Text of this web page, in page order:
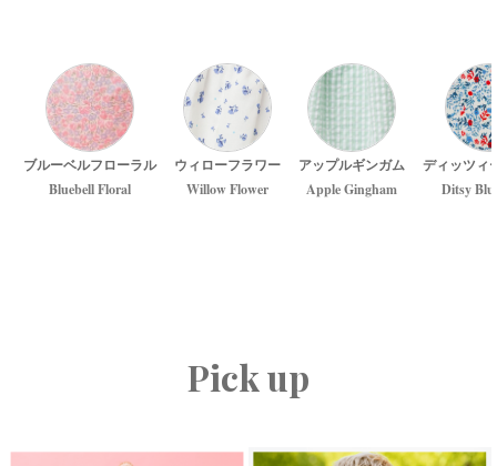
ブルーベルフローラル
Bluebell Floral
ウィローフラワー
Willow Flower
アップルギンガム
Apple Gingham
ディッツィ
Ditsy
Pick up